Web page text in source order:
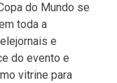
do Mundo se
toda a
e
do evento e
vitrine para